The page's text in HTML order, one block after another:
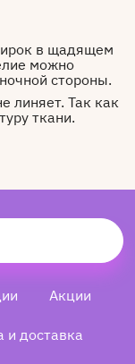
в щадящем
можно
стороны.
линяет. Так как
ткани.
Акции
и доставка